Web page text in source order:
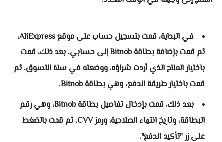
في البداية، قمت بتسجيل حساب على موقع AliExpress،
ثم قمت بإضافة بطاقة Bitnob إلى حسابي. بعد ذلك، قمت
باختيار المنتج الذي أردت شراؤه، ووضعته في سلة التسوق. ثم
قمت باختيار طريقة الدفع، وهي بطاقة Bitnob.
بعد ذلك، قمت بإدخال تفاصيل بطاقة Bitnob، وهي رقم
البطاقة، وتاريخ انتهاء الصلاحية، ورمز CVV. ثم قمت بالضغط
على زر "تأكيد الدفع".